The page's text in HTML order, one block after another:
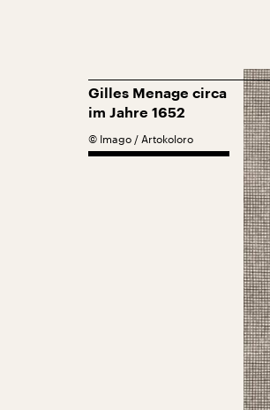
Gilles Menage circa
im Jahre 1652
© Imago / Artokoloro